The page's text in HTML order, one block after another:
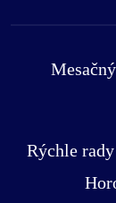
Rýchle